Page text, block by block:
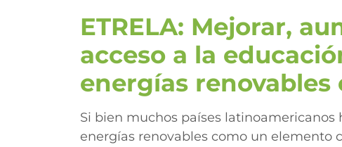
ETRELA: Mejorar,
acceso a la
energías
Si bien muchos países
energías renovables como un elemento